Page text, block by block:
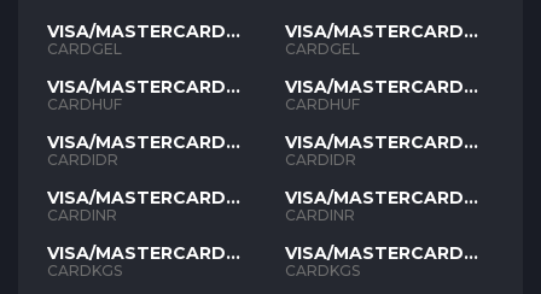
VISA/MASTERCARD
GEL
CARDGEL
VISA/MASTERCARD
HUF
CARDHUF
VISA/MASTERCARD
IDR
CARDIDR
VISA/MASTERCARD
INR
CARDINR
VISA/MASTERCARD
KGS
CARDKGS
VISA/MASTERCARD
GEL
CARDGEL
VISA/MASTERCARD
HUF
CARDHUF
VISA/MASTERCARD
IDR
CARDIDR
VISA/MASTERCARD
INR
CARDINR
VISA/MASTERCARD
KGS
CARDKGS